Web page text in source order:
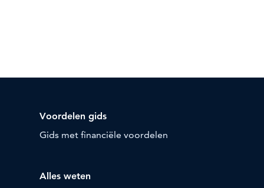
Voordelen gids
Gids met financiële voordelen
Alles weten